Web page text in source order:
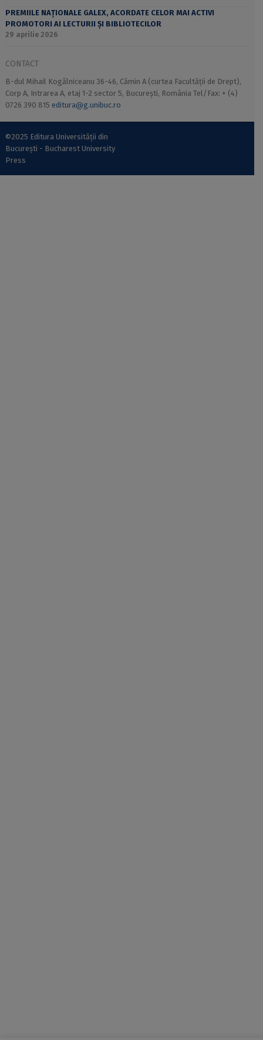
PREMIILE NAȚIONALE GALEX, ACORDATE CELOR MAI ACTIVI
PROMOTORI AI LECTURII ȘI BIBLIOTECILOR
29 aprilie 2026
CONTACT
B-dul Mihail Kogălniceanu 36-46, Cămin A (curtea Facultății de Drept),
Corp A, Intrarea A, etaj 1-2 sector 5, București, România Tel/Fax: + (4)
0726 390 815 editura@g.unibuc.ro
©2025 Editura Universității din
București - Bucharest University
Press